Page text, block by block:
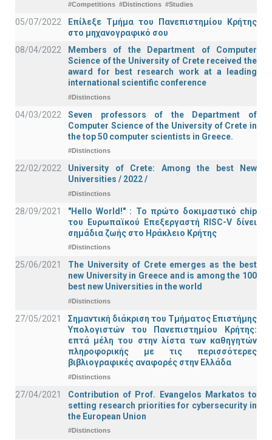
#Competitions #Distinctions #Studies
05/07/2022
Επίλεξε Τμήμα του Πανεπιστημίου Κρήτης
στο μηχανογραφικό σου
08/04/2022
Members of the Department of Computer
Science of the University of Crete received the
award for best research work at a leading
international scientific conference
#Distinctions
04/03/2022
Seven professors of the Department of
Computer Science of the University of Crete in
the top 50 computer scientists in Greece.
#Distinctions
22/02/2022
University of Crete: Among the best New
Universities / 2022 /
#Distinctions
28/09/2021
"Hello World!" : Το πρώτο δοκιμαστικό chip
του Ευρωπαϊκού Επεξεργαστή RISC-V δίνει
σημάδια ζωής στο Ηράκλειο Κρήτης
#Distinctions
25/06/2021
The University of Crete emerges as the best
new University in Greece and is among the 100
best new Universities in the world
#Distinctions
27/05/2021
Σημαντική διάκριση του Τμήματος Επιστήμης
Υπολογιστών του Πανεπιστημίου Κρήτης:
επτά μέλη του στην λίστα των καθηγητών
πληροφορικής με τις περισσότερες
βιβλιογραφικές αναφορές στην Ελλάδα
#Distinctions
27/04/2021
Contribution of Prof. Evangelos Markatos to
setting research priorities for cybersecurity in
the European Union
#Distinctions